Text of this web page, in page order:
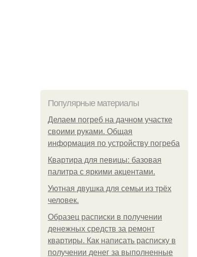
Популярные материалы
Делаем погреб на дачном участке
своими руками. Общая
информация по устройству погреба
Квартира для певицы: базовая
палитра с яркими акцентами.
Уютная двушка для семьи из трёх
человек.
Образец расписки в получении
денежных средств за ремонт
квартиры. Как написать расписку в
получении денег за выполненные